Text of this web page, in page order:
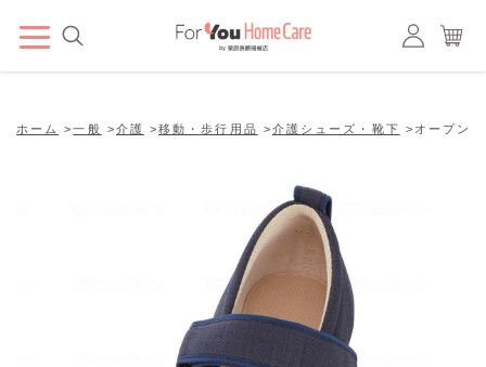
ホーム >一般 >介護 >移動・歩行用品 >介護シューズ・靴下 > オープン